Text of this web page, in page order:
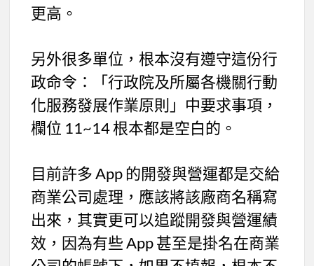
更高。
另外很多單位，根本沒有遵守這份行
政命令：「行政院及所屬各機關行動
化服務發展作業原則」中要求事項，
欄位 11~14 根本都是空白的。
目前許多 App 的開發與營運都是交給
商業公司處理，應該將該廠商名稱寫
出來，其實更可以追蹤開發與營運績
效，因為有些 App 甚至是掛名在商業